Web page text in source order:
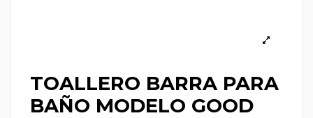
TOALLERO BARRA PARA
BAÑO MODELO GOOD